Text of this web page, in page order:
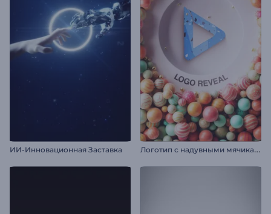
ИИ-Инновационная Заставка Л
оготип с надувными мячиками